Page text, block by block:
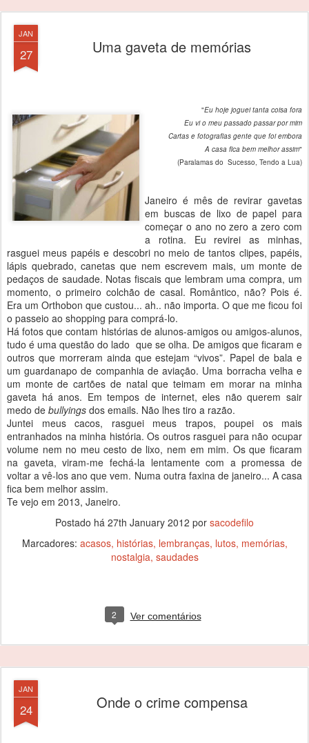
JAN
27 Uma gaveta de memórias
"Eu hoje joguei tanta coisa fora
Eu vi o meu passado passar por mim
Cartas e fotografias gente que foi embora
A casa fica bem melhor assim"
(Paralamas do Sucesso, Tendo a Lua)
Janeiro é mês de revirar gavetas
em buscas de lixo de papel para
começar o ano no zero a zero com
a rotina. Eu revirei as minhas,
rasguei meus papéis e descobri no meio de tantos clipes, papéis,
lápis quebrado, canetas que nem escrevem mais, um monte de
pedaços de saudade. Notas fiscais que lembram uma compra, um
momento, o primeiro colchão de casal. Romântico, não? Pois é.
Era um Orthobon que custou... ah.. não importa. O que me ficou foi
o passeio ao shopping para comprá-lo.
Há fotos que contam histórias de alunos-amigos ou amigos-alunos,
tudo é uma questão do lado que se olha. De amigos que ficaram e
outros que morreram ainda que estejam “vivos”. Papel de bala e
um guardanapo de companhia de aviação. Uma borracha velha e
um monte de cartões de natal que teimam em morar na minha
gaveta há anos. Em tempos de internet, eles não querem sair
medo de bullyings dos emails. Não lhes tiro a razão.
Juntei meus cacos, rasguei meus trapos, poupei os mais
entranhados na minha história. Os outros rasguei para não ocupar
volume nem no meu cesto de lixo, nem em mim. Os que ficaram
na gaveta, viram-me fechá-la lentamente com a promessa de
voltar a vê-los ano que vem. Numa outra faxina de janeiro... A casa
fica bem melhor assim.
Te vejo em 2013, Janeiro.
Postado há 27th January 2012 por sacodefilo
Marcadores: acasos histórias lembranças lutos memórias
nostalgia saudades
2 Ver comentários
JAN
24 Onde o crime compensa